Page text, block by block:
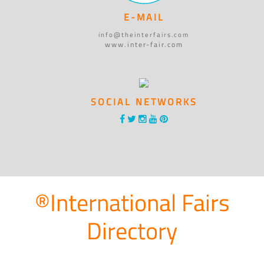
E-MAIL
info@theinterfairs.com
www.inter-fair.com
SOCIAL NETWORKS
®International Fairs
Directory